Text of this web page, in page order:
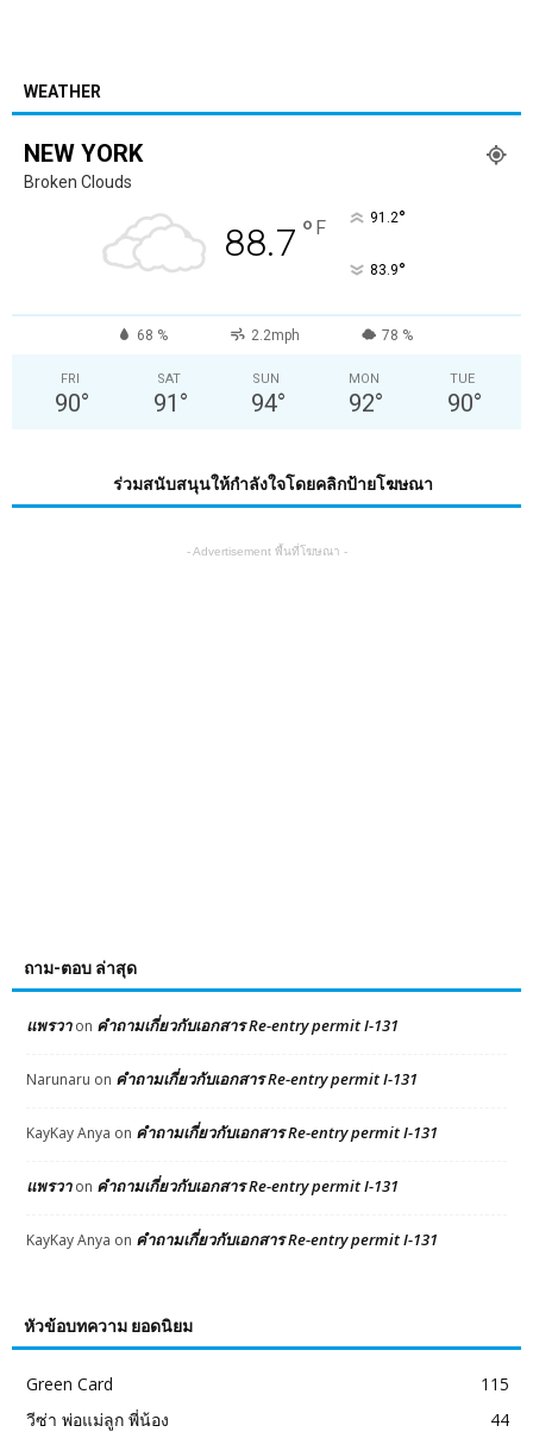
WEATHER
NEW YORK
Broken Clouds
88.7 ° F 91.2°
83.9°
68 % 2.2mph 78 %
FRI
90°
SAT
91 °
SUN
94°
MON
92°
TUE
90°
ร่วมสนับสนุนให้กำลังใจโดยคลิกป้ายโฆษณา
- Advertisement พื้นที่โฆษณา -
ถาม-ตอบ ล่าสุด
แพรวาon คำถามเกี่ยวกับเอกสาร Re-entry permit I-131
Narunaru on คำถามเกี่ยวกับเอกสาร Re-entry permit I-131
KayKay Anya on คำถามเกี่ยวกับเอกสาร Re-entry permit I-131
แพรวาon คำถามเกี่ยวกับเอกสาร Re-entry permit I-131
KayKay Anya on คำถามเกี่ยวกับเอกสาร Re-entry permit I-131
หัวข้อบทความ ยอดนิยม
Green Card
115
วีซ่า พ่อแม่ลูก พี่น้อง
44